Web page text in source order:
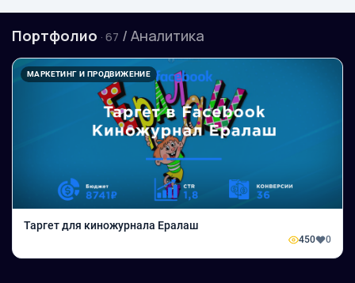
Портфолио · 67 / Аналитика
МАРКЕТИНГ И ПРОДВИЖЕНИЕ
Таргет для киножурнала Ералаш
450 0